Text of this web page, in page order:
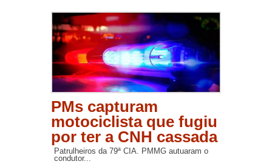
PMs capturam
motociclista que fugiu
por ter a CNH cassada
Patrulheiros da 79ª CIA. PMMG autuaram o
condutor...